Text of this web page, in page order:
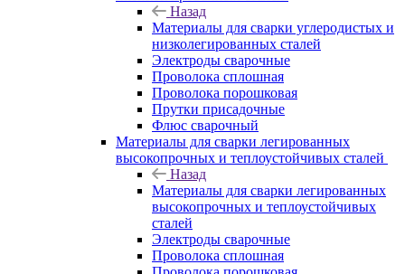
Назад
Материалы для сварки углеродистых и
низколегированных сталей
Электроды сварочные
Проволока сплошная
Проволока порошковая
Прутки присадочные
Флюс сварочный
Материалы для сварки легированных
высокопрочных и теплоустойчивых сталей
Назад
Материалы для сварки легированных
высокопрочных и теплоустойчивых
сталей
Электроды сварочные
Проволока сплошная